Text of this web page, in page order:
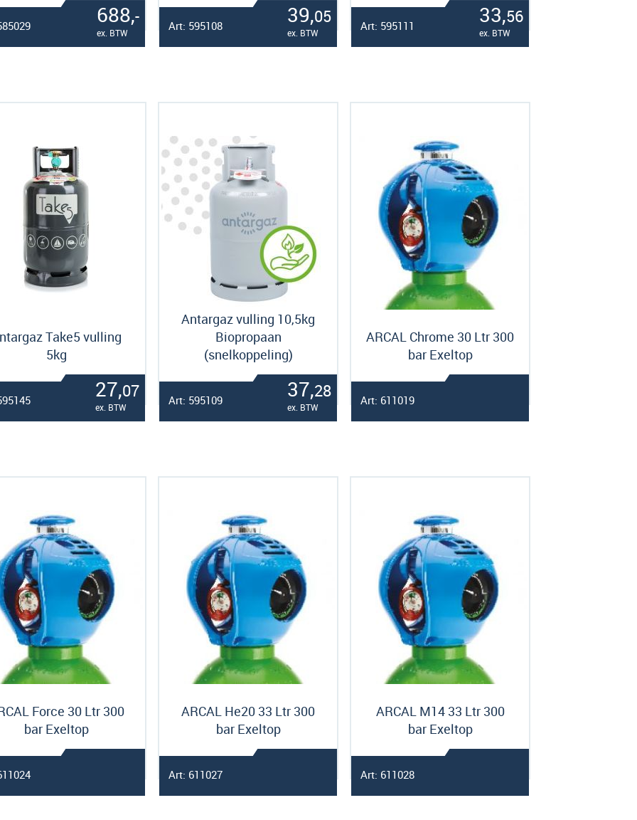
688,-
ex. BTW
39,05
ex. BTW
Art: 595108 33,56
ex. BTW
Art: 595111
Take5 vulling
5kg
27,07
ex. BTW
Antargaz vulling 10,5kg
Biopropaan
(snelkoppeling)
37,28
ex. BTW
Art: 595109
ARCAL Chrome 30 Ltr 300
bar Exeltop
Art: 611019
Force 30 Ltr 300
bar Exeltop
ARCAL He20 33 Ltr 300
bar Exeltop
Art: 611027
ARCAL M14 33 Ltr 300
bar Exeltop
Art: 611028